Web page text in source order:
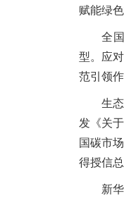
赋能绿
全国政
型。应
范引领作
生态环
发《关
国碳市
得授信总
新华社